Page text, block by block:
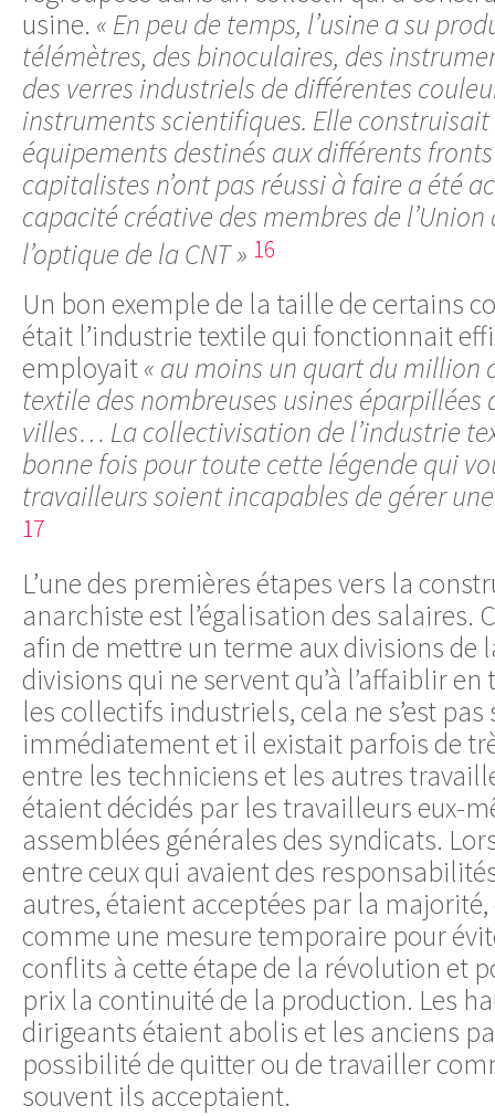
usine. « En peu de temps, l’usine a su
télémètres, des binoculaires, des
des verres industriels de différentes
instruments scientifiques. Elle
équipements destinés aux différents
capitalistes n’ont pas réussi à faire a été
capacité créative des membres de
l’optique de la CNT » 16
Un bon exemple de la taille de certains
était l’industrie textile qui fonctionnait
employait« au moins un quart du million
textile des nombreuses usines éparpillées
villes… La collectivisation de l’industrie
bonne fois pour toute cette légende qui
travailleurs soient incapables de gérer
17
L’une des premières étapes vers la
anarchiste est l’égalisation des salaires.
afin de mettre un terme aux divisions de
divisions qui ne servent qu’à l’affaiblir
les collectifs industriels, cela ne s’est
immédiatement et il existait parfois de
entre les techniciens et les autres
étaient décidés par les travailleurs eux-
assemblées générales des syndicats.
entre ceux qui avaient des
autres, étaient acceptées par la
comme une mesure temporaire pour
conflits à cette étape de la révolution et
prix la continuité de la production. Les
dirigeants étaient abolis et les anciens
possibilité de quitter ou de travailler
souvent ils acceptaient.